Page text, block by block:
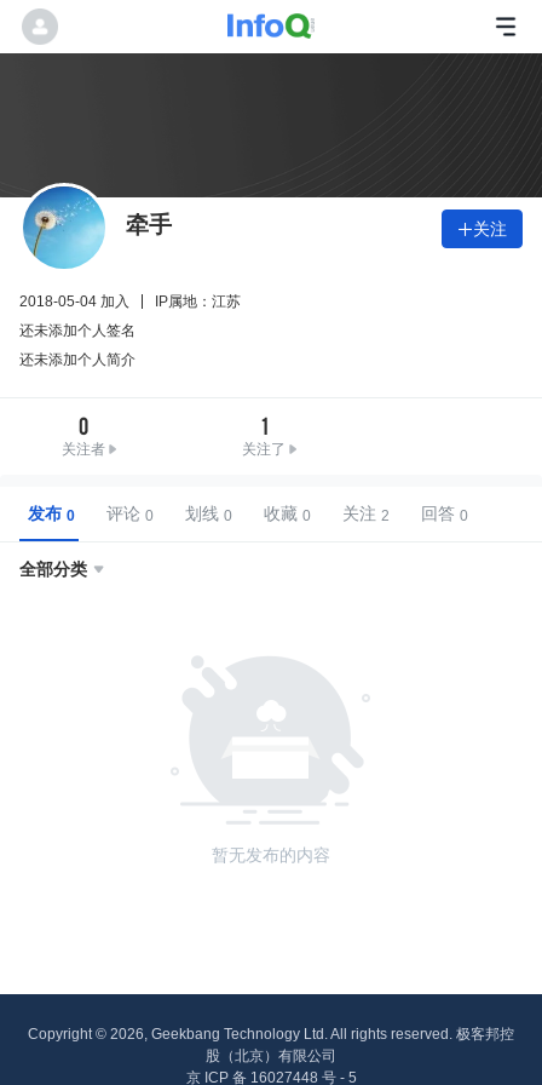
牵手 关注
2018-05-04 加入
IP属地：江苏
还未添加个人签名
还未添加个人简介
0
关注者
1
关注了
发布 评论 划线 收藏 关注 回答
全部分类 
暂无发布的内容
Copyright © 2026, Geekbang Technology Ltd. All rights reserved. 极客邦控
股（北京）有限公司
京 ICP 备 16027448 号 - 5